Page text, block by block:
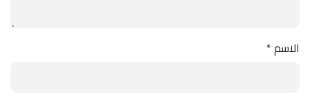
الاسم*